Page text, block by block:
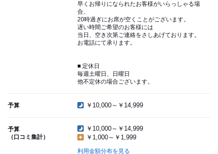
早くお帰りになられたお客様がいらっしゃる場
合、
20時過ぎにお席が空くことがございます。
遅い時間ご希望のお客様には
当日、空き次第ご連絡をさしあげております。
お電話にて承ります。
■ 定休日
毎週土曜日、日曜日
他不定休の場合ございます。
予算 ￥10,000～￥14,999
予算
（口コミ集計）
￥10,000～￥14,999
￥1,000～￥1,999
利用金額分布を見る